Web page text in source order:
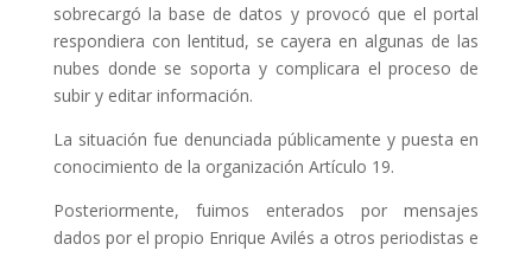
sobrecargó la base de datos y provocó que el portal
respondiera con lentitud, se cayera en algunas de las
nubes donde se soporta y complicara el proceso de
subir y editar información.
La situación fue denunciada públicamente y puesta en
conocimiento de la organización Artículo 19.
Posteriormente, fuimos enterados por mensajes
dados por el propio Enrique Avilés a otros periodistas e